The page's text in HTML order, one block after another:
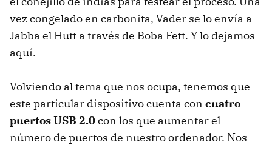
vez congelado en carbonita, Vader se lo envía a
Jabba el Hutt a través de Boba Fett. Y lo dejamos
aquí.
Volviendo al tema que nos ocupa, tenemos que
este particular dispositivo cuenta con cuatro
puertos USB 2.0con los que aumentar el
número de puertos de nuestro ordenador. Nos